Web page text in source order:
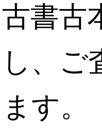
書古
、ご
す。